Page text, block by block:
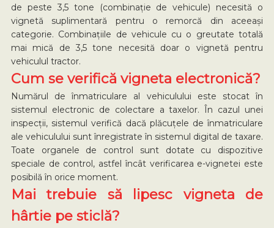
de peste 3,5 tone (combinație de vehicule) necesită o
vignetă suplimentară pentru o remorcă din aceeași
categorie. Combinațiile de vehicule cu o greutate totală
mai mică de 3,5 tone necesită doar o vignetă pentru
vehiculul tractor.
Cum se verifică vigneta electronică?
Numărul de înmatriculare al vehiculului este stocat în
sistemul electronic de colectare a taxelor. În cazul unei
inspecții, sistemul verifică dacă plăcuțele de înmatriculare
ale vehiculului sunt înregistrate în sistemul digital de taxare.
Toate organele de control sunt dotate cu dispozitive
speciale de control, astfel încât verificarea e-vignetei este
posibilă în orice moment.
Mai trebuie să lipesc vigneta de
hârtie pe sticlă?